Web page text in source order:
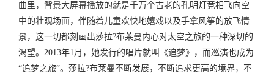
曲里，背景大屏幕播放的就是千万个古老的孔明灯竞相飞向空
中的壮观场面，伴随着儿童欢快地嬉戏以及手拿风筝的放飞情
景，这一切都刻画出莎拉?布莱曼内心对太空之旅的一种深切的
渴望。2013年1月，她发行的唱片就叫《追梦》，而巡演也成为
“追梦之旅”。莎拉?布莱曼不断发展，不断追求更高的境界，不